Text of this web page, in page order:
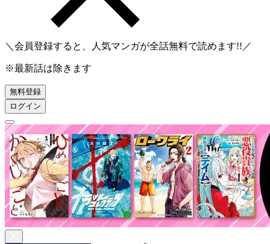
＼会員登録すると、人気マンガが全話無料で読めます!!／
※最新話は除きます
無料登録
ログイン